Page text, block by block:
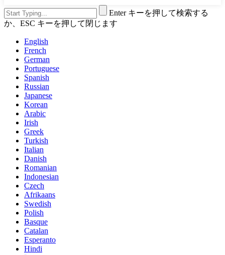
Enter キーを押して検索する
か、ESC キーを押して閉じます
English
French
German
Portuguese
Spanish
Russian
Japanese
Korean
Arabic
Irish
Greek
Turkish
Italian
Danish
Romanian
Indonesian
Czech
Afrikaans
Swedish
Polish
Basque
Catalan
Esperanto
Hindi